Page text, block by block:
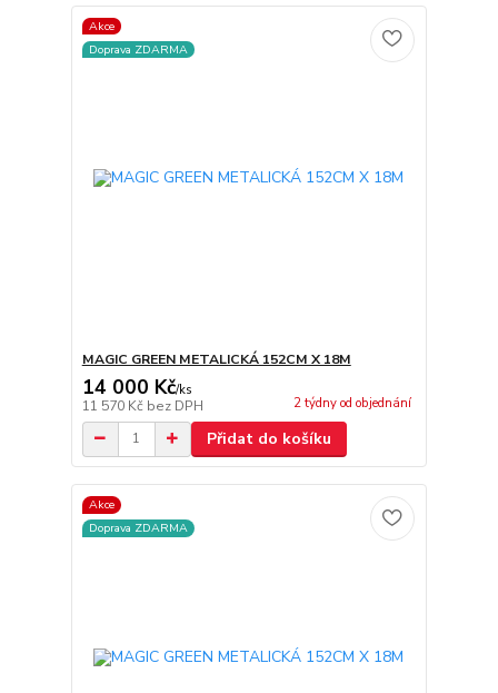
Akce
Doprava ZDARMA
MAGIC GREEN METALICKÁ 152CM X 18M
14 000 Kč/ks
11 570 Kč bez DPH 2 týdny od objednání
Přidat do košíku
Akce
Doprava ZDARMA